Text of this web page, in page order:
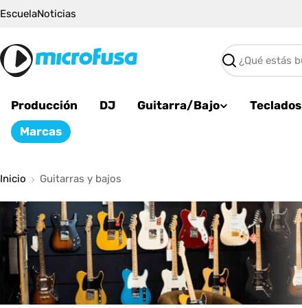
Saltar
EscuelaNoticias
Buscar
Producción DJ Guitarra/Bajo Teclados
Marcas
Inicio Guitarras y bajos